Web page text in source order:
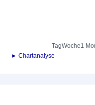
TagWoche1
► Chartanalyse